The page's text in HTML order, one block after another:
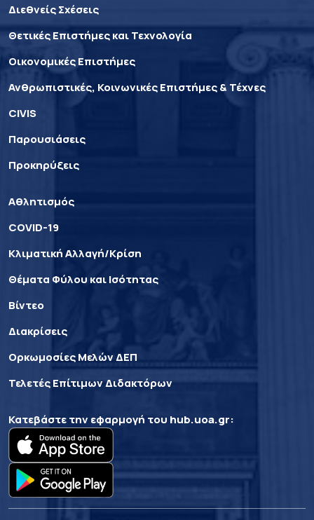
Διεθνείς Σχέσεις
Θετικές Επιστήμες και Τεχνολογία
Οικονομικές Επιστήμες
Ανθρωπιστικές, Κοινωνικές Επιστήμες & Τέχνες
CIVIS
Παρουσιάσεις
Προκηρύξεις
Αθλητισμός
COVID-19
Κλιματική Αλλαγή/Κρίση
Θέματα Φύλου και Ισότητας
Βίντεο
Διακρίσεις
Ορκωμοσίες Μελών ΔΕΠ
Τελετές Επίτιμων Διδακτόρων
Κατεβάστε την εφαρμογή του hub.uoa.gr: